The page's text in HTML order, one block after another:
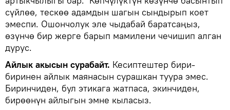
сүйлөө, тескөө адамдын шагын сындырып коет
эмеспи. Ошончолук эле чыдабай баратсаңыз,
өзүнчө бир жерге барып мамилени чечишип алган
дурус.
Айлык акысын сурабайт. Кесиптештер бири-
биринен айлык маянасын сурашкан туура эмес.
Биринчиден, бул этикага жатпаса, экинчиден,
бирөөнүн айлыгын эмне кыласыз.